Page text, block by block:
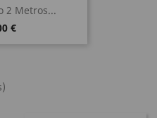
2 Metros...
€